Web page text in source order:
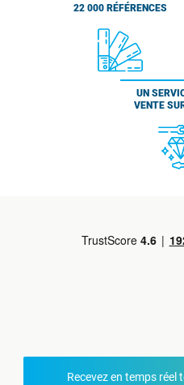
22 000 RÉFÉRENCES
UN
VENTE
Recevez en temps